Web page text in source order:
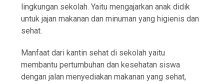
lingkungan sekolah. Yaitu mengajarkan anak didik
untuk jajan makanan dan minuman yang higienis dan
sehat.
Manfaat dari kantin sehat di sekolah yaitu
membantu pertumbuhan dan kesehatan siswa
dengan jalan menyediakan makanan yang sehat,